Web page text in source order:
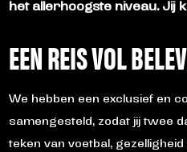
het allerhoogste niveau. Jij
EEN REIS VOL
We hebben een exclusief en
samengesteld, zodat jij twee
teken van voetbal,